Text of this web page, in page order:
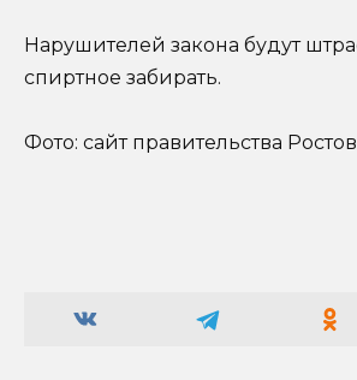
Нарушителей закона будут
спиртное забирать.
Фото: сайт правительства